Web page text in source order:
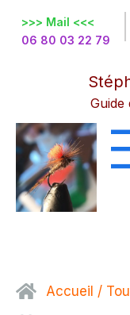
>>> Mail <<<
06 80 03 22 79
Guide
Accueil /